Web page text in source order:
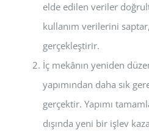
elde edilen veriler
kullanım verilerini
gerçekleştirir.
İç mekânın yeniden
yapımından daha sık
gerçektir. Yapımı
dışında yeni bir işlev